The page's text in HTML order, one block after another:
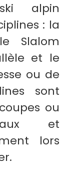
alpin
: la
Slalom
et le
ou de
sont
ou
et
lors